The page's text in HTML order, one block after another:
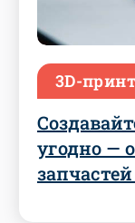
3D-
угодно —